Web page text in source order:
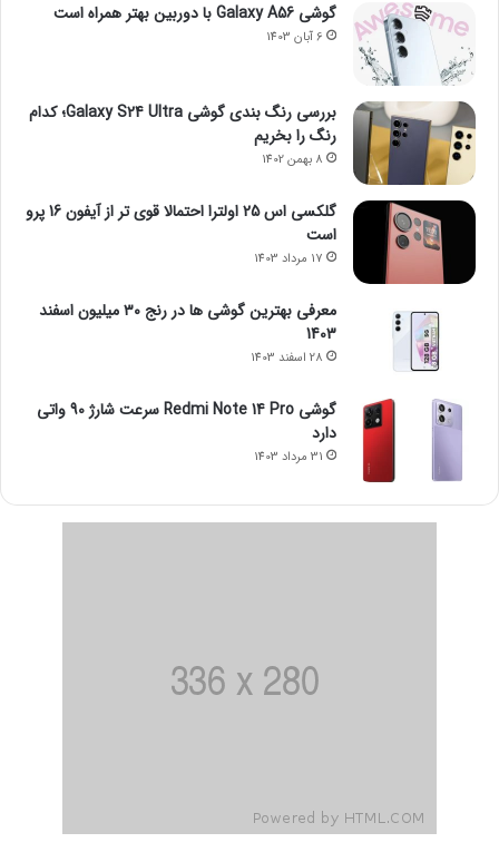
گوشی Galaxy A56 با دوربین بهتر همراه است
6 آبان 1403
بررسی رنگ بندی گوشی Galaxy S24 Ultra؛ کدام
رنگ را بخریم
8 بهمن 1402
گلکسی اس 25 اولترا احتمالا قوی تر از آیفون 16 پرو
است
17 مرداد 1403
معرفی بهترین گوشی ها در رنج ۳۰ میلیون اسفند
1403
28 اسفند 1403
گوشی Redmi Note 14 Pro سرعت شارژ 90 واتی
دارد
31 مرداد 1403